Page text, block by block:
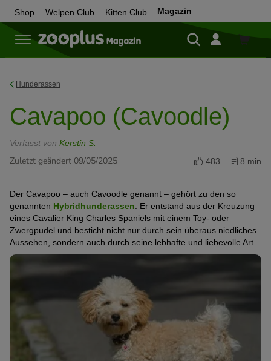
Shop Welpen Club Kitten Club Magazin
Zum
Hunderassen
Cavapoo (Cavoodle)
Verfasst von Kerstin S.
Zuletzt geändert 09/05/2025 483 8 min
Der Cavapoo – auch Cavoodle genannt – gehört zu den so
genannten Hybridhunderassen . Er entstand aus der Kreuzung
eines Cavalier King Charles Spaniels mit einem Toy- oder
Zwergpudel und besticht nicht nur durch sein überaus niedliches
Aussehen, sondern auch durch seine lebhafte und liebevolle Art.